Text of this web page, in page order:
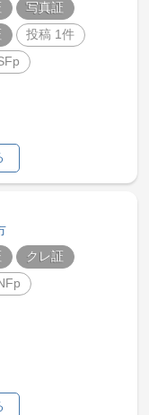
写真証
投稿 1件
クレ証